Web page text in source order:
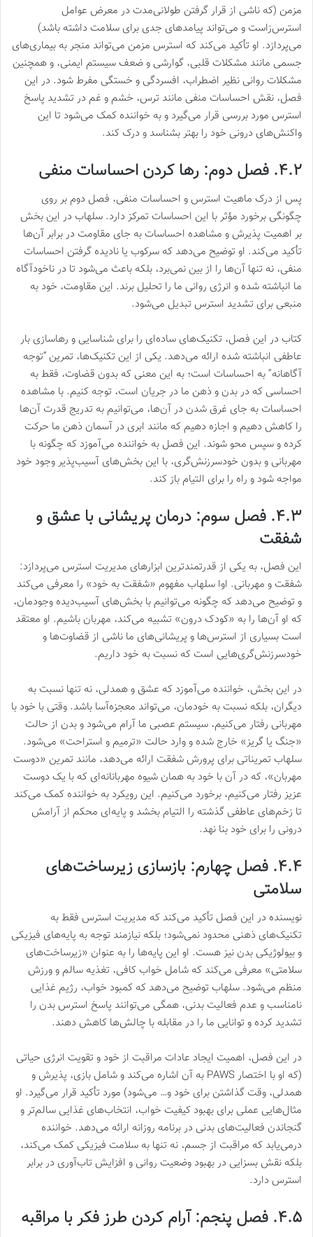
مزمن (که ناشی از قرار گرفتن طولانی‌مدت در معرض عوامل
استرس‌زاست و می‌تواند پیامدهای جدی برای سلامت داشته باشد)
می‌پردازد. او تأکید می‌کند که استرس مزمن می‌تواند منجر به بیماری‌های
جسمی مانند مشکلات قلبی، گوارشی و ضعف سیستم ایمنی، و همچنین
مشکلات روانی نظیر اضطراب، افسردگی و خستگی مفرط شود. در این
فصل، نقش احساسات منفی مانند ترس، خشم و غم در تشدید پاسخ
استرس مورد بررسی قرار می‌گیرد و به خواننده کمک می‌شود تا این
واکنش‌های درونی خود را بهتر بشناسد و درک کند.
۴.۲. فصل دوم: رها کردن احساسات منفی
پس از درک ماهیت استرس و احساسات منفی، فصل دوم بر روی
چگونگی برخورد مؤثر با این احساسات تمرکز دارد. سلهاب در این بخش
بر اهمیت پذیرش و مشاهده احساسات به جای مقاومت در برابر آن‌ها
تأکید می‌کند. او توضیح می‌دهد که سرکوب یا نادیده گرفتن احساسات
منفی، نه تنها آن‌ها را از بین نمی‌برد، بلکه باعث می‌شود تا در ناخودآگاه
ما انباشته شده و انرژی روانی ما را تحلیل برند. این مقاومت، خود به
منبعی برای تشدید استرس تبدیل می‌شود.
کتاب در این فصل، تکنیک‌های ساده‌ای را برای شناسایی و رهاسازی بار
عاطفی انباشته شده ارائه می‌دهد. یکی از این تکنیک‌ها، تمرین “توجه
آگاهانه” به احساسات است؛ به این معنی که بدون قضاوت، فقط به
احساسی که در بدن و ذهن ما در جریان است، توجه کنیم. با مشاهده
احساسات به جای غرق شدن در آن‌ها، می‌توانیم به تدریج قدرت آن‌ها
را کاهش دهیم و اجازه دهیم که مانند ابری در آسمان ذهن ما حرکت
کرده و سپس محو شوند. این فصل به خواننده می‌آموزد که چگونه با
مهربانی و بدون خودسرزنش‌گری، با این بخش‌های آسیب‌پذیر وجود خود
مواجه شود و راه را برای التیام باز کند.
۴.۳. فصل سوم: درمان پریشانی با عشق و
شفقت
این فصل، به یکی از قدرتمندترین ابزارهای مدیریت استرس می‌پردازد:
شفقت و مهربانی. اوا سلهاب مفهوم «شفقت به خود» را معرفی می‌کند
و توضیح می‌دهد که چگونه می‌توانیم با بخش‌های آسیب‌دیده وجودمان،
که او آن‌ها را به «کودک درون» تشبیه می‌کند، مهربان باشیم. او معتقد
است بسیاری از استرس‌ها و پریشانی‌های ما ناشی از قضاوت‌ها و
خودسرزنش‌گری‌هایی است که نسبت به خود داریم.
در این بخش، خواننده می‌آموزد که عشق و همدلی، نه تنها نسبت به
دیگران، بلکه نسبت به خودمان، می‌تواند معجزه‌آسا باشد. وقتی با خود با
مهربانی رفتار می‌کنیم، سیستم عصبی ما آرام می‌شود و بدن از حالت
«جنگ یا گریز» خارج شده و وارد حالت «ترمیم و استراحت» می‌شود.
سلهاب تمریناتی برای پرورش شفقت ارائه می‌دهد، مانند تمرین «دوست
مهربان»، که در آن با خود به همان شیوه مهربانانه‌ای که با یک دوست
عزیز رفتار می‌کنیم، برخورد می‌کنیم. این رویکرد به خواننده کمک می‌کند
تا زخم‌های عاطفی گذشته را التیام بخشد و پایه‌ای محکم از آرامش
درونی را برای خود بنا نهد.
۴.۴. فصل چهارم: بازسازی زیرساخت‌های
سلامتی
نویسنده در این فصل تأکید می‌کند که مدیریت استرس فقط به
تکنیک‌های ذهنی محدود نمی‌شود؛ بلکه نیازمند توجه به پایه‌های فیزیکی
و بیولوژیکی بدن نیز هست. او این پایه‌ها را به عنوان «زیرساخت‌های
سلامتی» معرفی می‌کند که شامل خواب کافی، تغذیه سالم و ورزش
منظم می‌شود. سلهاب توضیح می‌دهد که کمبود خواب، رژیم غذایی
نامناسب و عدم فعالیت بدنی، همگی می‌توانند پاسخ استرس بدن را
تشدید کرده و توانایی ما را در مقابله با چالش‌ها کاهش دهند.
در این فصل، اهمیت ایجاد عادات مراقبت از خود و تقویت انرژی حیاتی
(که او با اختصار PAWS به آن اشاره می‌کند و شامل بازی، پذیرش و
همدلی، وقت گذاشتن برای خود و… می‌شود) مورد تأکید قرار می‌گیرد. او
مثال‌هایی عملی برای بهبود کیفیت خواب، انتخاب‌های غذایی سالم‌تر و
گنجاندن فعالیت‌های بدنی در برنامه روزانه ارائه می‌دهد. خواننده
درمی‌یابد که مراقبت از جسم، نه تنها به سلامت فیزیکی کمک می‌کند،
بلکه نقش بسزایی در بهبود وضعیت روانی و افزایش تاب‌آوری در برابر
استرس دارد.
۴.۵. فصل پنجم: آرام کردن طرز فکر با مراقبه